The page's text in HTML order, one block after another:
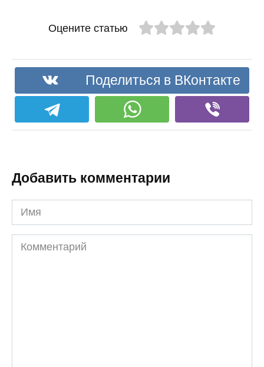
Оцените статью
Поделиться в ВКонтакте
Добавить комментарии
Имя
Комментарий